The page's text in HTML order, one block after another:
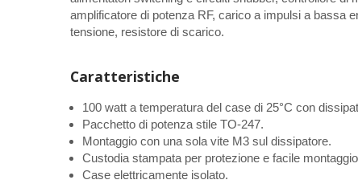
amplificatore di potenza RF, carico a impulsi a bassa
tensione, resistore di scarico.
Caratteristiche
100 watt a temperatura del case di 25°C con
Pacchetto di potenza stile TO-247.
Montaggio con una sola vite M3 sul dissipatore.
Custodia stampata per protezione e facile
Case elettricamente isolato.